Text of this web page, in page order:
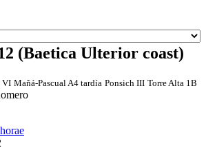
(Baetica Ulterior coast)
VI Mañá-Pascual A4 tardía Ponsich III Torre Alta 1B